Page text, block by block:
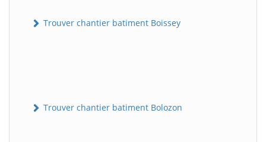
Trouver chantier batiment Boissey
Trouver chantier batiment Bolozon